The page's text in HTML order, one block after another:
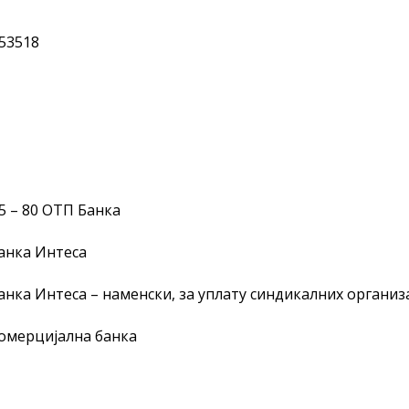
– 80 ОТП Банка
Интеса
Интеса – наменски, за уплату синдикалних
банка